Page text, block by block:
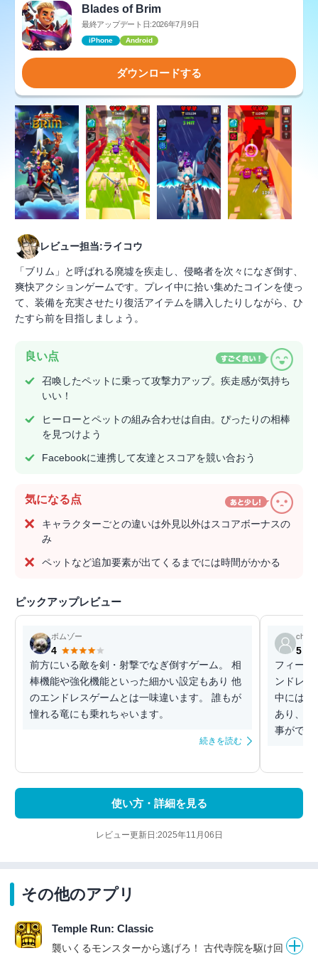
Blades of Brim
最終アップデート日:2026年7月9日
iPhone Android
ダウンロードする
レビュー担当:ライコウ
「ブリム」と呼ばれる廃墟を疾走し、侵略者を次々になぎ倒す、
爽快アクションゲームです。プレイ中に拾い集めたコインを使っ
て、装備を充実させたり復活アイテムを購入したりしながら、ひ
たすら前を目指しましょう。
良い点
召喚したペットに乗って攻撃力アップ。疾走感が気持ち
いい！
ヒーローとペットの組み合わせは自由。ぴったりの相棒
を見つけよう
Facebookに連携して友達とスコアを競い合おう
気になる点
キャラクターごとの違いは外見以外はスコアボーナスの
み
ペットなど追加要素が出てくるまでには時間がかかる
ピックアップレビュー
ボムゾー
4
前方にいる敵を剣・射撃でなぎ倒すゲーム。 相
棒機能や強化機能といった細かい設定もあり 他
のエンドレスゲームとは一味違います。 誰もが
憧れる竜にも乗れちゃいます。
続きを読む
5
フィール
ンドレ
中には武
あり、そ
事ができ
使い方・詳細を見る
レビュー更新日:2025年11月06日
その他のアプリ
Temple Run: Classic
襲いくるモンスターから逃げろ！ 古代寺院を駆け回